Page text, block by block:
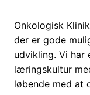
Onkologisk
der er gode
udvikling. Vi
læringskultur
løbende med at